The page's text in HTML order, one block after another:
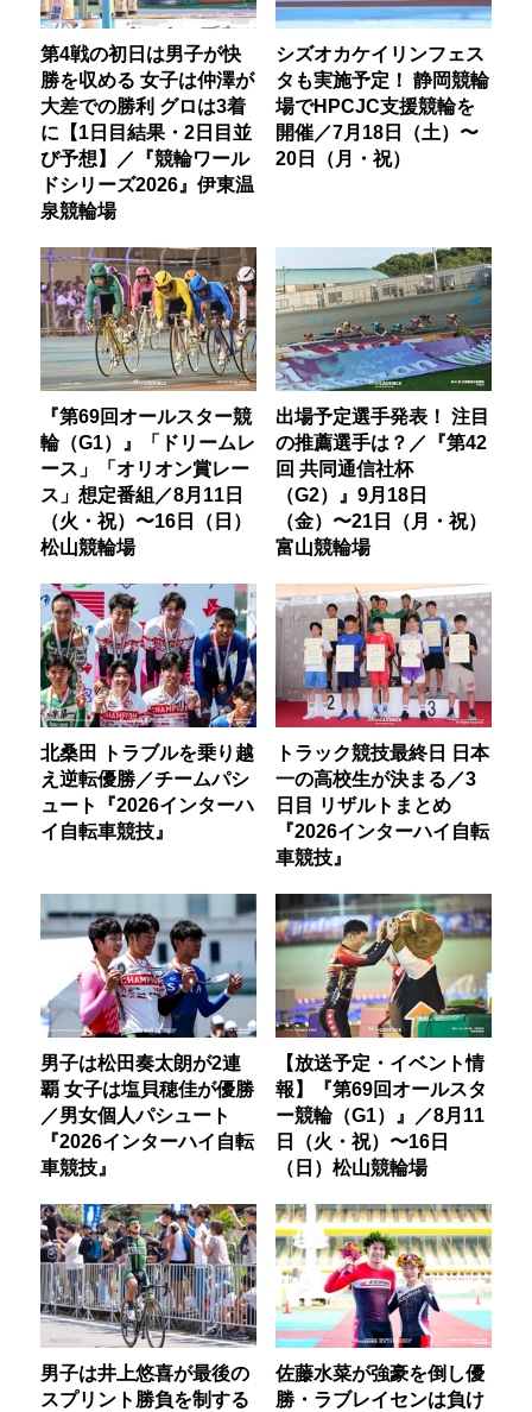
第4戦の初日は男子が快
勝を収める 女子は仲澤が
大差での勝利 グロは3着
に【1日目結果・2日目並
び予想】／『競輪ワール
ドシリーズ2026』伊東温
泉競輪場
シズオカケイリンフェス
タも実施予定！ 静岡競輪
場でHPCJC支援競輪を
開催／7月18日（土）〜
20日（月・祝）
『第69回オールスター競
輪（G1）』「ドリームレ
ース」「オリオン賞レー
ス」想定番組／8月11日
（火・祝）〜16日（日）
松山競輪場
出場予定選手発表！ 注目
の推薦選手は？／『第42
回 共同通信社杯
（G2）』9月18日
（金）〜21日（月・祝）
富山競輪場
北桑田 トラブルを乗り越
え逆転優勝／チームパシ
ュート『2026インターハ
イ自転車競技』
トラック競技最終日 日本
一の高校生が決まる／3
日目 リザルトまとめ
『2026インターハイ自転
車競技』
男子は松田奏太朗が2連
覇 女子は塩貝穂佳が優勝
／男女個人パシュート
『2026インターハイ自転
車競技』
【放送予定・イベント情
報】『第69回オールスタ
ー競輪（G1）』／8月11
日（火・祝）〜16日
（日）松山競輪場
男子は井上悠喜が最後の
スプリント勝負を制する
佐藤水菜が強豪を倒し優
勝・ラブレイセンは負け